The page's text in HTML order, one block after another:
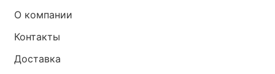
О компании
Контакты
Доставка